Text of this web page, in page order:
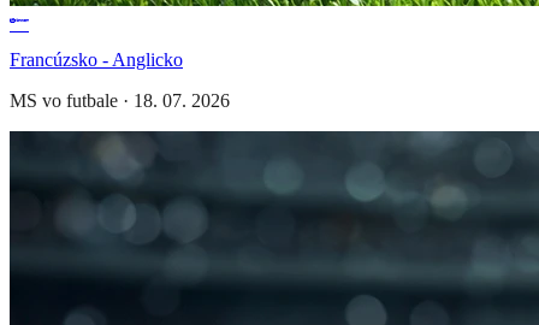
Francúzsko - Anglicko
MS vo futbale · 18. 07. 2026